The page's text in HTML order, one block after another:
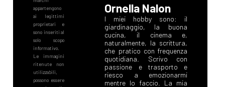
Ornella Nalon
I miei hobby sono: il
giardinaggio, la buona
cucina, il cinema e,
naturalmente, la scrittura,
che pratico con frequenza
quotidiana. Scrivo con
passione e trasporto e
riesco a emozionarmi
mentre lo faccio. La mia